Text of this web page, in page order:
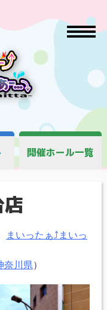
開催ホール一覧
まいったぁ⤴まいっ
奈川県）